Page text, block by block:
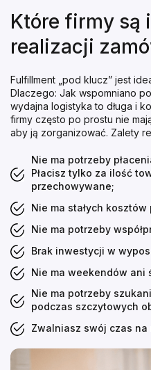
Które firmy są
realizacji
Fulfillment „pod klucz” jest
Dlaczego: Jak wspomniano
wydajna logistyka to długa i
firmy często po prostu nie
aby ją zorganizować. Zalety
Nie ma potrzeby
Płacisz tylko za ilość
przechowywane;
Nie ma stałych kosztów
Nie ma potrzeby
Brak inwestycji w
Nie ma weekendów ani
Nie ma potrzeby
podczas szczytowych
Zwalniasz swój czas na